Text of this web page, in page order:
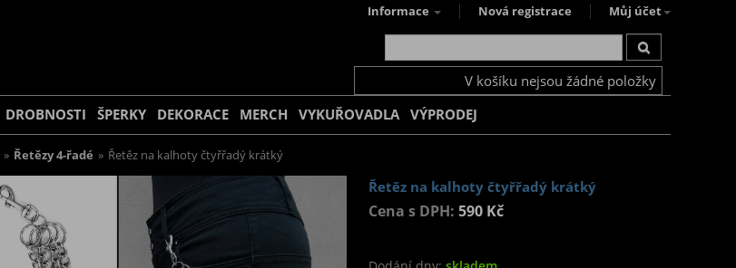
Informace Nová registrace Můj účet
V košíku nejsou žádné položky
DROBNOSTI ŠPERKY DEKORACE MERCH VYKUŘOVADLA VÝPRODEJ
» Řetězy 4-řadé » Řetěz na kalhoty čtyřřadý krátký
Řetěz na kalhoty čtyřřadý krátký
Cena s DPH: 590 Kč